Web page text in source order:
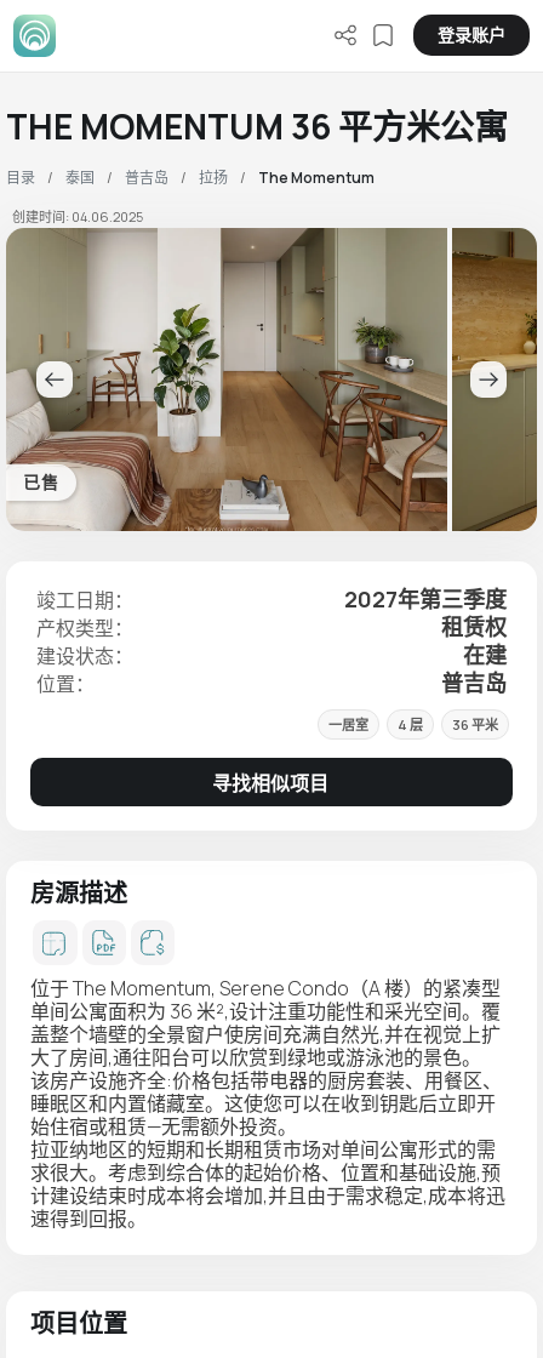
登录账户
THE MOMENTUM 36 平方米公寓
目录 泰国 普吉岛 拉扬 The Momentum
创建时间: 04.06.2025
已售
竣工日期： 2027年第三季度
产权类型： 租赁权
建设状态： 在建
位置： 普吉岛
一居室 4 层 36 平米
寻找相似项目
房源描述
位于 The Momentum, Serene Condo（A 楼）的紧凑型
单间公寓面积为 36 米²,设计注重功能性和采光空间。覆
盖整个墙壁的全景窗户使房间充满自然光,并在视觉上扩
大了房间,通往阳台可以欣赏到绿地或游泳池的景色。
该房产设施齐全:价格包括带电器的厨房套装、用餐区、
睡眠区和内置储藏室。这使您可以在收到钥匙后立即开
始住宿或租赁—无需额外投资。
拉亚纳地区的短期和长期租赁市场对单间公寓形式的需
求很大。考虑到综合体的起始价格、位置和基础设施,预
计建设结束时成本将会增加,并且由于需求稳定,成本将迅
速得到回报。
项目位置